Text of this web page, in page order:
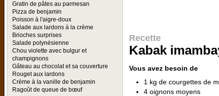
Gratin de pâtes au parmesan
Pizza de benjamin
Poisson à l'aigre-doux
Salade aux lardons à la crème
Brioches surprises
Salade polynésienne
Chou violette avec bulgur et
champignons
Gâteau au chocolat et sa couverture
Rouget aux lardons
Crème à la vanille de benjamin
Ragoût de queue de bœuf
Recette
Kabak
Vous avez besoin de
1 kg de courgettes de
4 oignons moyens